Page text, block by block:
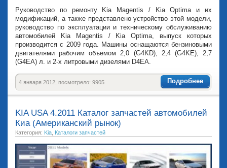
Руководство по ремонту Kia Magentis / Kia Optima и их
модификаций, а также представлено устройство этой модели,
руководство по эксплуатации и техническому обслуживанию
автомобилей Kia Magentis / Kia Optima, выпуск которых
производится с 2009 года. Машины оснащаются бензиновыми
двигателями рабочим объемом 2,0 (G4KD), 2,4 (G4KE), 2,7
(G4EA) л. и 2-х литровыми дизелями D4EA.
Подробнее
4 января 2012, посмотрело: 9905
KIA USA 4.2011 Каталог запчастей автомобилей
Киа (Американский рынок)
Категория: Kia Каталоги запчастей